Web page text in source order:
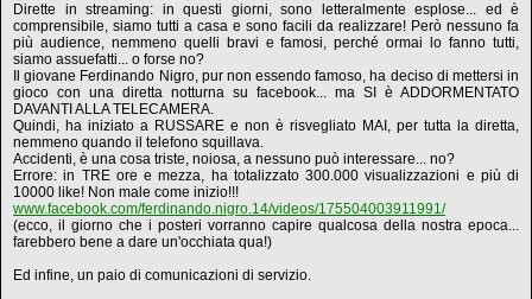
Dirette in streaming: in questi giorni, sono letteralmente esplose... ed è
comprensibile, siamo tutti a casa e sono facili da realizzare! Però nessuno fa
più audience, nemmeno quelli bravi e famosi, perché ormai lo fanno tutti,
siamo assuefatti... o forse no?
Il giovane Ferdinando Nigro, pur non essendo famoso, ha deciso di mettersi in
gioco con una diretta notturna su facebook... ma SI è ADDORMENTATO
DAVANTI ALLA TELECAMERA.
Quindi, ha iniziato a RUSSARE e non è risvegliato MAI, per tutta la diretta,
nemmeno quando il telefono squillava.
Accidenti, è una cosa triste, noiosa, a nessuno può interessare... no?
Errore: in TRE ore e mezza, ha totalizzato 300.000 visualizzazioni e più di
10000 like! Non male come inizio!!!
www.facebook.com/ferdinando.nigro.14/videos/175504003911991/
(ecco, il giorno che i posteri vorranno capire qualcosa della nostra epoca...
farebbero bene a dare un'occhiata qua!)
Ed infine, un paio di comunicazioni di servizio.